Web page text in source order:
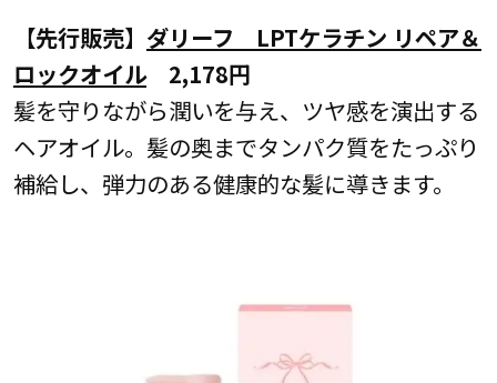
【先行販売】 ダリーフ LPTケラチン リペア＆
ロックオイル2,178円
髪を守りながら潤いを与え、ツヤ感を演出する
ヘアオイル。髪の奥までタンパク質をたっぷり
補給し、弾力のある健康的な髪に導きます。